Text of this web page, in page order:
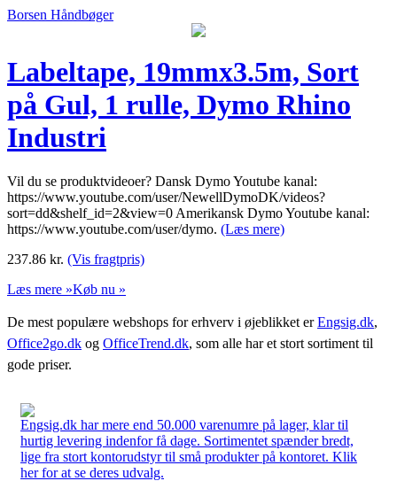
Borsen Håndbøger
Labeltape, 19mmx3.5m, Sort
på Gul, 1 rulle, Dymo Rhino
Industri
Vil du se produktvideoer? Dansk Dymo Youtube kanal:
https://www.youtube.com/user/NewellDymoDK/videos?
sort=dd&shelf_id=2&view=0 Amerikansk Dymo Youtube kanal:
https://www.youtube.com/user/dymo. (Læs mere)
237.86 kr. (Vis fragtpris)
Læs mere »Køb nu »
De mest populære webshops for erhverv i øjeblikket erEngsig.dk,
Office2go.dk og OfficeTrend.dk, som alle har et stort sortiment til
gode priser.
Engsig.dk har mere end 50.000 varenumre på lager, klar til
hurtig levering indenfor få dage. Sortimentet spænder bredt,
lige fra stort kontorudstyr til små produkter på kontoret. Klik
her for at se deres udvalg.